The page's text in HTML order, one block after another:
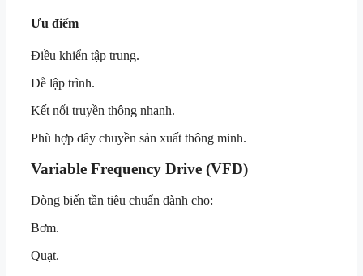
Ưu điểm
Điều khiển tập trung.
Dễ lập trình.
Kết nối truyền thông nhanh.
Phù hợp dây chuyền sản xuất thông minh.
Variable Frequency Drive (VFD)
Dòng biến tần tiêu chuẩn dành cho:
Bơm.
Quạt.